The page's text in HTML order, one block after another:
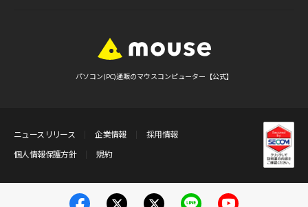
パソコン(PC)通販のマウスコンピューター【公式】
ニュースリリース 企業情報
採用情報
個人情報保護方針
規約